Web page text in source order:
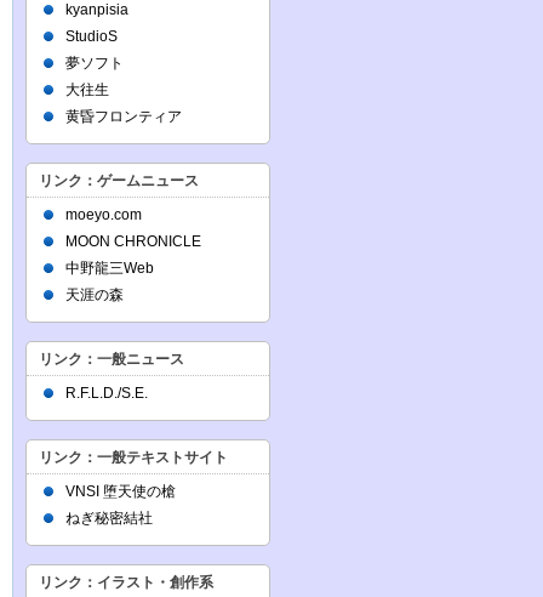
kyanpisia
StudioS
夢ソフト
大往生
黄昏フロンティア
リンク：ゲームニュース
moeyo.com
MOON CHRONICLE
中野龍三Web
天涯の森
リンク：一般ニュース
R.F.L.D./S.E.
リンク：一般テキストサイト
VNSI 堕天使の槍
ねぎ秘密結社
リンク：イラスト・創作系